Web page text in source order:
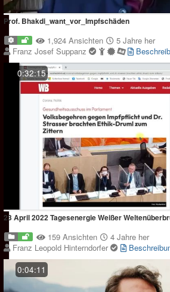
Prof. Bhakdi_want_vor_Impfschäden
1,924 Ansichten
5 Jahre her
Franz Josef Suppanz
0:32:15
23 April 2022 Tagesenergie Weißer
159 Ansichten
4 Jahre her
Franz Leopold Hinterndorfer
0:04:11